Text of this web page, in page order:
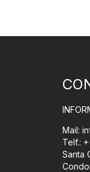
Mail:
Telf.:
Santa